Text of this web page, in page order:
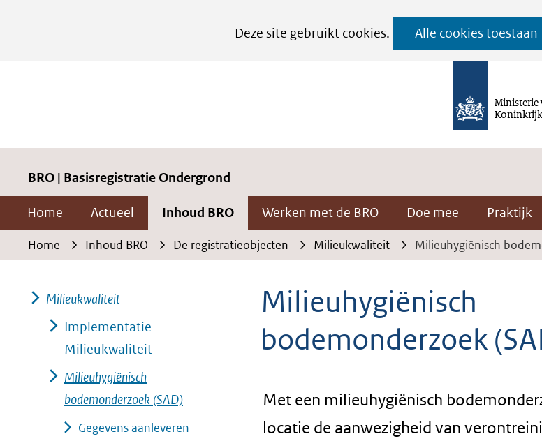
Deze site gebruikt cookies.
van
cookies
op
deze
website
worden
geweigerd.
Alle cookies toestaan
Ga
naar
de
Ministerie
BRO | Basisregistratie Ondergrond
Home Actueel Inhoud BRO Werken met de BRO Doe mee Praktijk
Home Inhoud BRO De registratieobjecten Milieukwaliteit Milieuhygiënisch
Milieuhygiënisch
bodemonderzoek
Met een milieuhygiënisch
locatie de aanwezigheid van
Milieukwaliteit
Implementatie
Milieukwaliteit
Milieuhygiënisch
bodemonderzoek (SAD)
Gegevens aanleveren